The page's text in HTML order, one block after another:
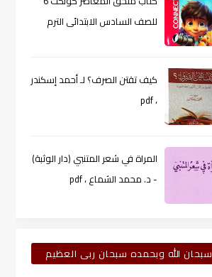
للصف السادس الابتدائى الترم
كيف تقتن الصرف؟ لـ أحمد إسكندر
، pdf
المراة في شعر المتنبي (دار الوثبة)
- د. محمد الشماع ، pdf
سبحان الله وبحمده سبحان ربى العظيم